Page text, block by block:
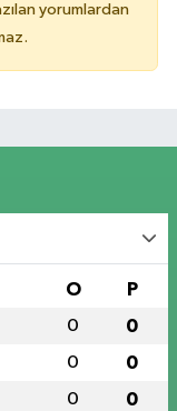
yorumlardan
O P
0 0
0 0
0 0